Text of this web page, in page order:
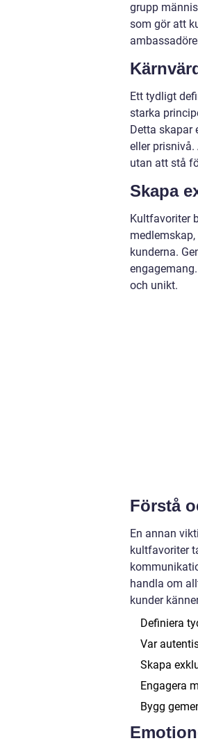
grupp
som gör att
Ett tydligt
starka
Detta skapar
eller
utan att stå
Skapa
Kultfavoriter
kunderna.
och unikt.
Förstå
En annan
kultfavoriter
handla om
kunder
Definiera
Var
Skapa
Engagera
Bygg